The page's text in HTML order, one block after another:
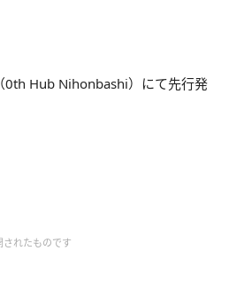
0th Hub Nihonbashi）にて先行発
れたものです